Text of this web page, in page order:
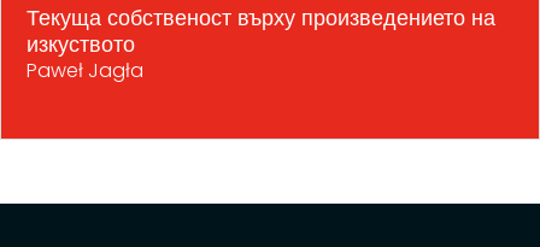
Текуща собственост върху произведението на
изкуството
Paweł Jagła